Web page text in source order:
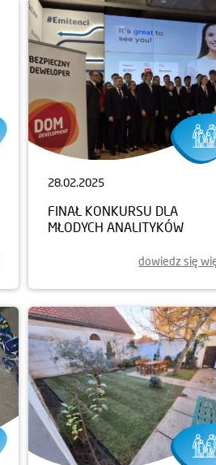
28.02.2025
FINAŁ KONKURSU DLA
MŁODYCH ANALITYKÓW
dowiedz się